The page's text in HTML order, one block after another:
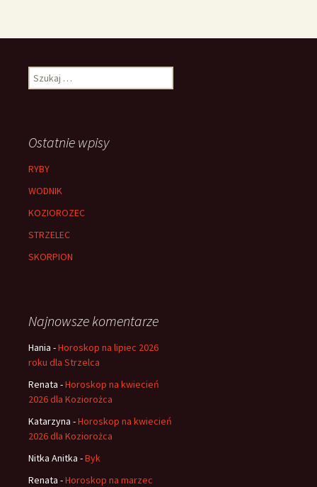
Szukaj:
Ostatnie wpisy
RYBY
WODNIK
KOZIOROZEC
STRZELEC
SKORPION
Najnowsze komentarze
Hania -Horoskop na lipiec 2026
roku dla Strzelca
Renata -Horoskop na kwiecień
2026 dla Koziorożca
Katarzyna -Horoskop na kwiecień
2026 dla Koziorożca
Nitka Anitka -Byk
Renata -Horoskop na marzec